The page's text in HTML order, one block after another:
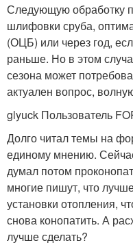
Следующую обработку
шлифовки сруба,
(ОЦБ) или через год,
раньше. Но в этом
сезона может
актуален вопрос,
glyuck Пользователь
Долго читал темы на
единому мнению.
думал потом
многие пишут, что
установки отопления,
снова конопатить. А
лучше сделать?